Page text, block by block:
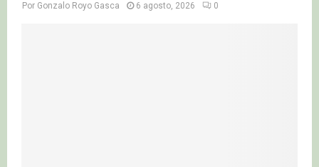
Por Gonzalo Royo Gasca 6 agosto, 2026 0